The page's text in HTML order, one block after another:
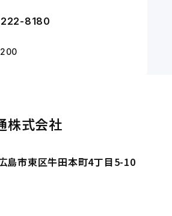
8180
株式会社
島市東区牛田本町4丁目5-10